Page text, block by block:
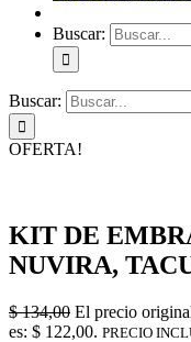
Buscar:
Buscar:
OFERTA!
KIT DE
NUVIRA,
$134,00 El precio
es: $ 122,00. PRECIO